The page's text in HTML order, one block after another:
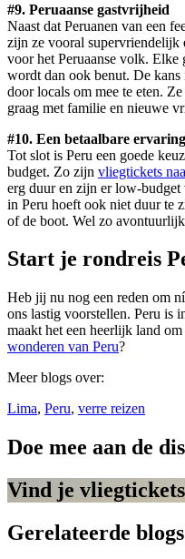
#9. Peruaanse gastvrijheid
Naast dat Peruanen van een
zijn ze vooral
voor het Peruaanse volk. Elke
wordt dan ook benut. De
door locals om mee te eten.
graag met familie en nieuwe
#10. Een betaalbare ervaring
Tot slot is Peru een goede
budget. Zo zijn vliegtickets
erg duur en zijn er low-
in Peru hoeft ook niet duur te
of de boot. Wel zo
Start je rondreis
Heb jij nu nog een reden om
ons lastig voorstellen. Peru is
maakt het een heerlijk land
wonderen van Peru?
Meer blogs over:
Lima, Peru, verre reizen
Doe mee aan de
Vind je
Gerelateerde blogs